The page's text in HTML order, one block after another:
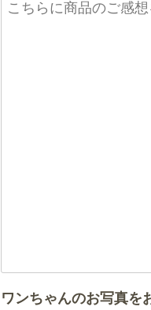
ワンちゃんのお写真を